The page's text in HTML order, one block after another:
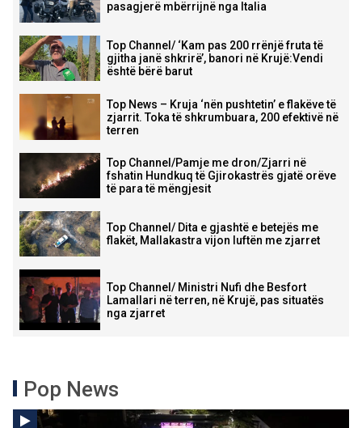
pasagjerë mbërrijnë nga Italia
Top Channel/ ‘Kam pas 200 rrënjë fruta të
gjitha janë shkrirë’, banori në Krujë:Vendi
është bërë barut
Top News – Kruja ‘nën pushtetin’ e flakëve të
zjarrit. Toka të shkrumbuara, 200 efektivë në
terren
Top Channel/Pamje me dron/Zjarri në
fshatin Hundkuq të Gjirokastrës gjatë orëve
të para të mëngjesit
Top Channel/ Dita e gjashtë e betejës me
flakët, Mallakastra vijon luftën me zjarret
Top Channel/ Ministri Nufi dhe Besfort
Lamallari në terren, në Krujë, pas situatës
nga zjarret
Pop News